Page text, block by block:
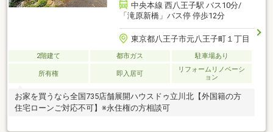
中央本線 西八王子駅 バス10分/
「滝原新橋」バス停 停歩12分
東京都八王子市元八王子町１丁目
2階建て 都市ガス 駐車場あり
所有権 即入居可
リフォームリノベーシ
ョン
お家を買うなら全国735店舗展開ハウスドゥ立川北【外国籍の方
住宅ローンご対応不可】※永住権の方相談可